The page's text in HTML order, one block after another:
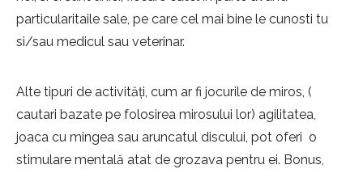
particularitaile sale, pe care cel mai bine le cunosti tu
si/sau medicul sau veterinar.
Alte tipuri de activități, cum ar fi jocurile de miros, (
cautari bazate pe folosirea mirosului lor) agilitatea,
joaca cu mingea sau aruncatul discului, pot oferi o
stimulare mentală atat de grozava pentru ei. Bonus,